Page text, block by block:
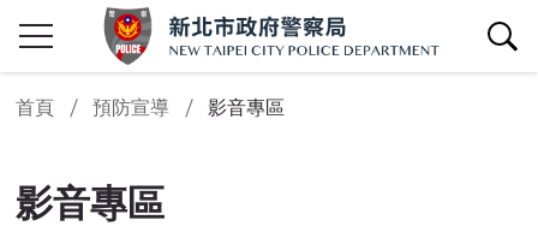
查詢區開關
首頁 預防宣導 影音專區
影音專區